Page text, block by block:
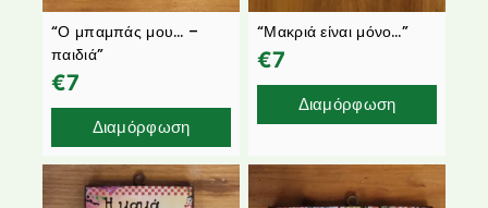
“Ο μπαμπάς μου… –
παιδιά”
€7
Διαμόρφωση
“Μακριά είναι μόνο…”
€7
Διαμόρφωση